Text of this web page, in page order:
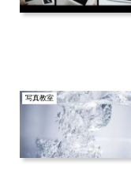
写真教室